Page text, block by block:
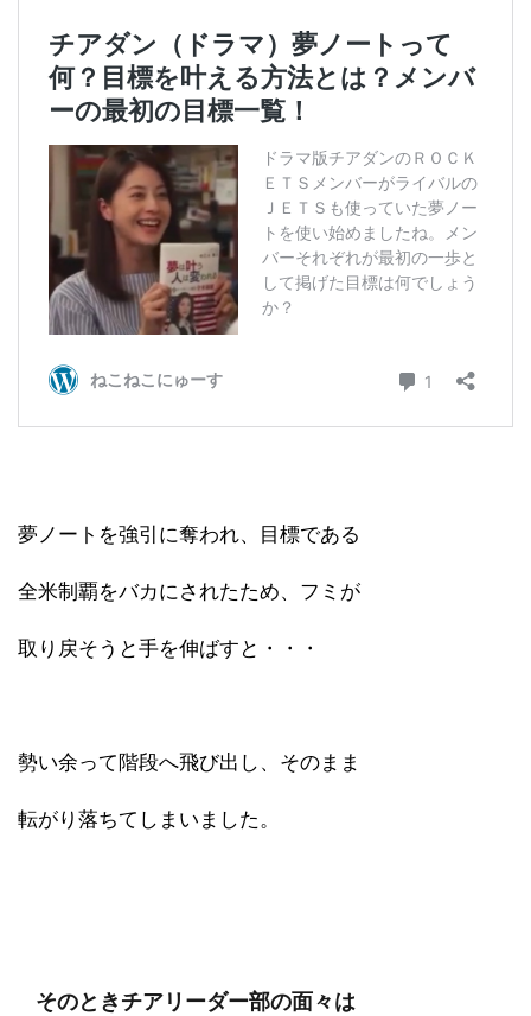
夢ノートを強引に奪われ、目標である
全米制覇をバカにされたため、フミが
取り戻そうと手を伸ばすと・・・
勢い余って階段へ飛び出し、そのまま
転がり落ちてしまいました。
そのときチアリーダー部の面々は